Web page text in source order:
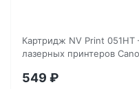
Картридж NV Print
лазерных принтеров
549 ₽